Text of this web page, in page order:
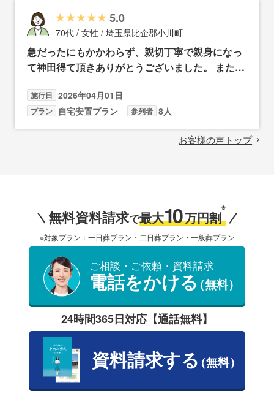
5.0
70代 / 女性 / 埼玉県比企郡小川町
急だったにもかかわらず、親切丁寧で親身になっ
て神田得て頂きありがとうございました。 また、
料金も、お考えていた価格より安く出来て満足し
ています。
施行日 2026年04月01日
プラン 自宅安置プラン 参列者 8人
お客様の声トップ
無料資料請求で最大10万円割
※
※対象プラン：一日葬プラン・二日葬プラン・一般葬プラン
ご相談・ご依頼・資料請求
電話をかける（無料）
24時間365日対応【通話無料】
資料請求する（無料）